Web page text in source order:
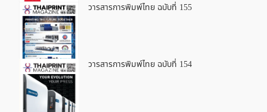
วารสารการพิมพ์ไทย ฉบับที่ 155
วารสารการพิมพ์ไทย ฉบับที่ 154